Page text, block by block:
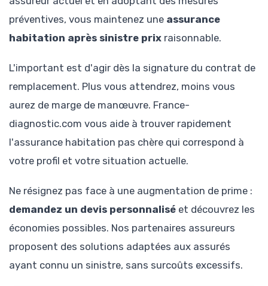
préventives, vous maintenez une assurance
habitation après sinistre prix raisonnable.
L'important est d'agir dès la signature du contrat de
remplacement. Plus vous attendrez, moins vous
aurez de marge de manœuvre. France-
diagnostic.com vous aide à trouver rapidement
l'assurance habitation pas chère qui correspond à
votre profil et votre situation actuelle.
Ne résignez pas face à une augmentation de prime :
demandez un devis personnalisé et découvrez les
économies possibles. Nos partenaires assureurs
proposent des solutions adaptées aux assurés
ayant connu un sinistre, sans surcoûts excessifs.